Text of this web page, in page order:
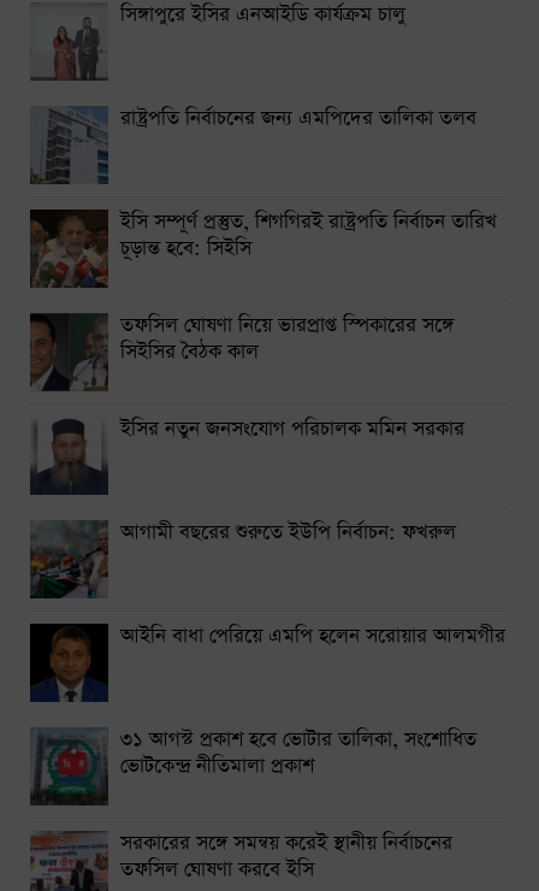
থাইল্যান্ডে স্কুলে শিক্ষার্থীর বন্দুক হামলায় নিহত ৭
নারায়ণগঞ্জে গ্যাস লিকেজ থেকে অগ্নিকাণ্ডে একই পরিবারের দগ্ধ ৩
সিলেটে দুই বাসের সংঘর্ষে নিহত ৯
সিঙ্গাপুরে ইসির এনআইডি কার্যক্রম চালু
রাষ্ট্রপতি নির্বাচনের জন্য এমপিদের তালিকা তলব
ইসি সম্পূর্ণ প্রস্তুত, শিগগিরই রাষ্ট্রপতি নির্বাচন তারিখ
চূড়ান্ত হবে: সিইসি
তফসিল ঘোষণা নিয়ে ভারপ্রাপ্ত স্পিকারের সঙ্গে
সিইসির বৈঠক কাল
ইসির নতুন জনসংযোগ পরিচালক মমিন সরকার
আগামী বছরের শুরুতে ইউপি নির্বাচন: ফখরুল
আইনি বাধা পেরিয়ে এমপি হলেন সরোয়ার আলমগীর
৩১ আগস্ট প্রকাশ হবে ভোটার তালিকা, সংশোধিত
ভোটকেন্দ্র নীতিমালা প্রকাশ
সরকারের সঙ্গে সমন্বয় করেই স্থানীয় নির্বাচনের
তফসিল ঘোষণা করবে ইসি